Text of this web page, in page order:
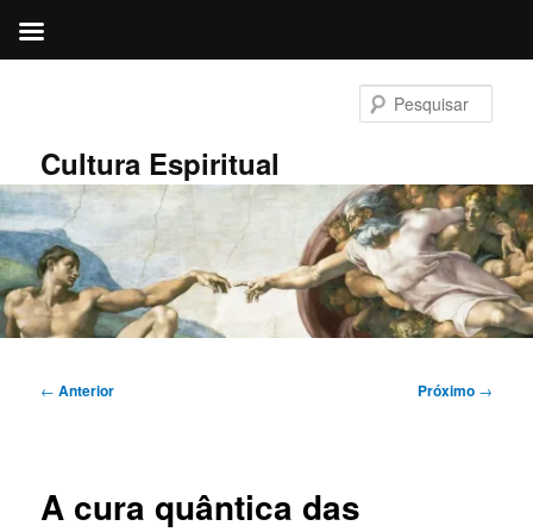
principalCultura Espiritual
Navegação
← Anterior Próximo →
A cura quântica das